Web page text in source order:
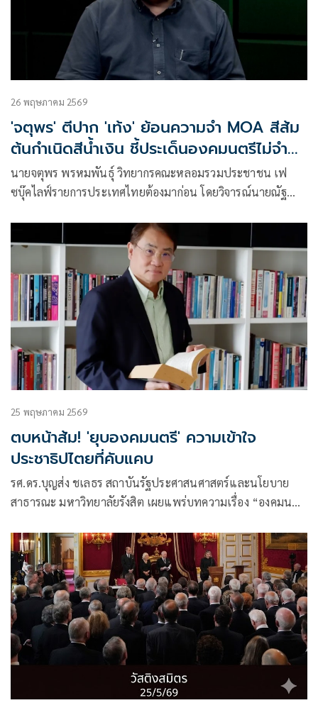
26 พฤษภาคม 2569
'จตุพร' ตีปาก 'เท้ง' ย้อนความจำ MOA สีส้ม
ต้นกำเนิดสีน้ำเงิน ชี้ประเด็นองคมนตรีไม่จำบท
เรียนถูกยุบพรรค
นายจตุพร พรหมพันธุ์ วิทยากรคณะหลอมรวมประชาชน เฟ
ซบุ๊คไลฟ์รายการประเทศไทยต้องมาก่อน โดยวิจารณ์นายณัฐ
25 พฤษภาคม 2569
ตบหน้าส้ม! 'ยุบองคมนตรี' ความเข้าใจ
ประชาธิปไตยที่คับแคบ
รศ.ดร.บุญส่ง ชเลธร สถาบันรัฐประศาสนศาสตร์และนโยบาย
สาธารณะ มหาวิทยาลัยรังสิต เผยแพร่บทความเรื่อง “องคมนตรี